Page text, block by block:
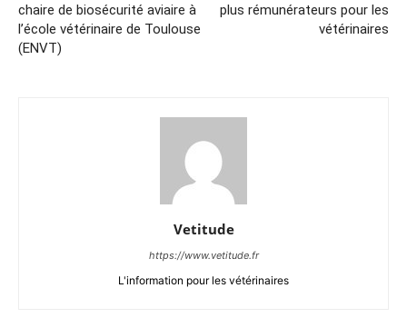
chaire de biosécurité aviaire à
l’école vétérinaire de Toulouse
(ENVT)
plus rémunérateurs pour les
vétérinaires
Vetitude
https://www.vetitude.fr
L'information pour les vétérinaires